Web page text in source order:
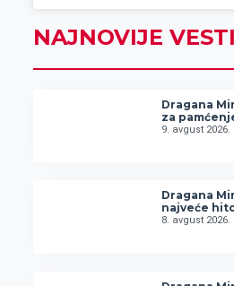
NAJNOVIJE VESTI
Dragana
za
9. avgust 2026.
Dragana
najveće
8. avgust 2026.